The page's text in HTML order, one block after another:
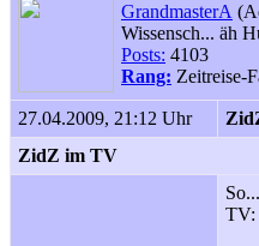
GrandmasterA
Wissensch... äh
Posts: 4103
Rang: Zeitreise-
27.04.2009, 21:12 Uhr
ZidZ im TV
TV: